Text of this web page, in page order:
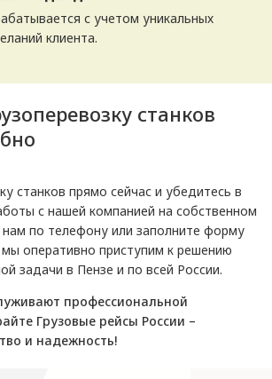
с учетом уникальных
клиента.
станков
станков прямо сейчас и убедитесь в
с нашей компанией на собственном
по телефону или заполните форму
оперативно приступим к решению
задачи в Пензе и по всей России.
профессиональной
Грузовые рейсы России –
и надежность!